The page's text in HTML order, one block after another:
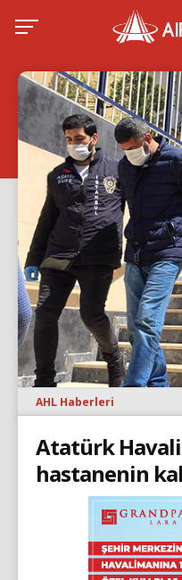
AHL Haberleri
Atatürk
hastanenin